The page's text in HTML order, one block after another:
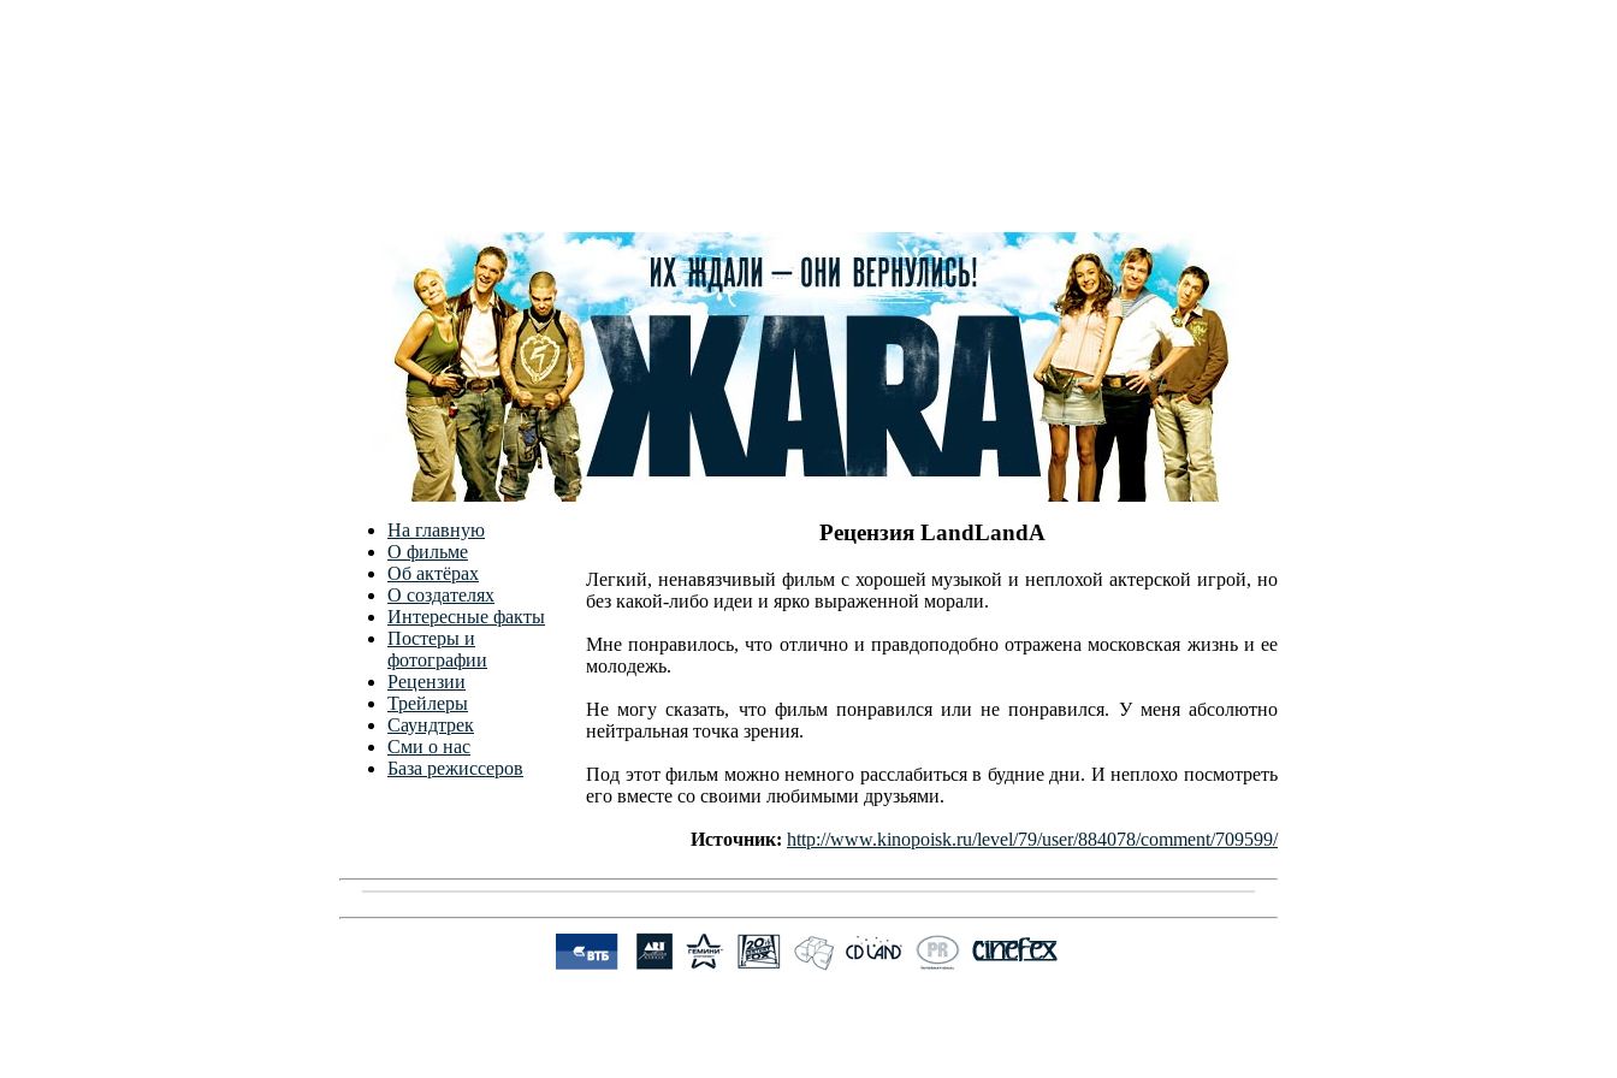
На главную
О фильме
Об актёрах
О создателях
Интересные факты
Постеры и
фотографии
Рецензии
Трейлеры
Саундтрек
Сми о нас
База режиссеров
Рецензия LandLandA
Легкий, ненавязчивый фильм с хорошей музыкой и неплохой актерской игрой, но
без какой-либо идеи и ярко выраженной морали.
Мне понравилось, что отлично и правдоподобно отражена московская жизнь и ее
молодежь.
Не могу сказать, что фильм понравился или не понравился. У меня абсолютно
нейтральная точка зрения.
Под этот фильм можно немного расслабиться в будние дни. И неплохо посмотреть
его вместе со своими любимыми друзьями.
Источник: http://www.kinopoisk.ru/level/79/user/884078/comment/709599/